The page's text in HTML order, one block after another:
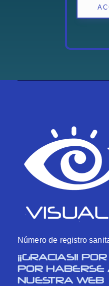
Número de registro
¡¡GRACIAS!!
POR HABERSE
NUESTRA WEB